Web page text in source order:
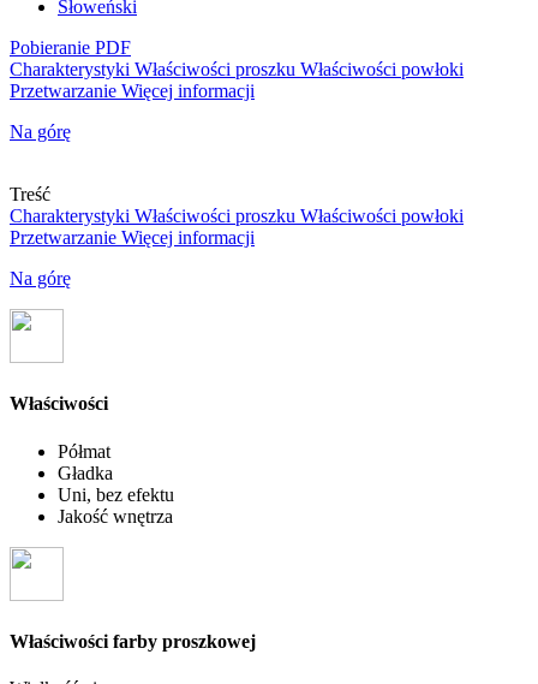
Słoweński
Pobieranie PDF
Charakterystyki Właściwości proszku Właściwości powłoki
Przetwarzanie Więcej informacji
Na górę
Treść
Charakterystyki Właściwości proszku Właściwości powłoki
Przetwarzanie Więcej informacji
Na górę
Właściwości
Półmat
Gładka
Uni, bez efektu
Jakość wnętrza
Właściwości farby proszkowej